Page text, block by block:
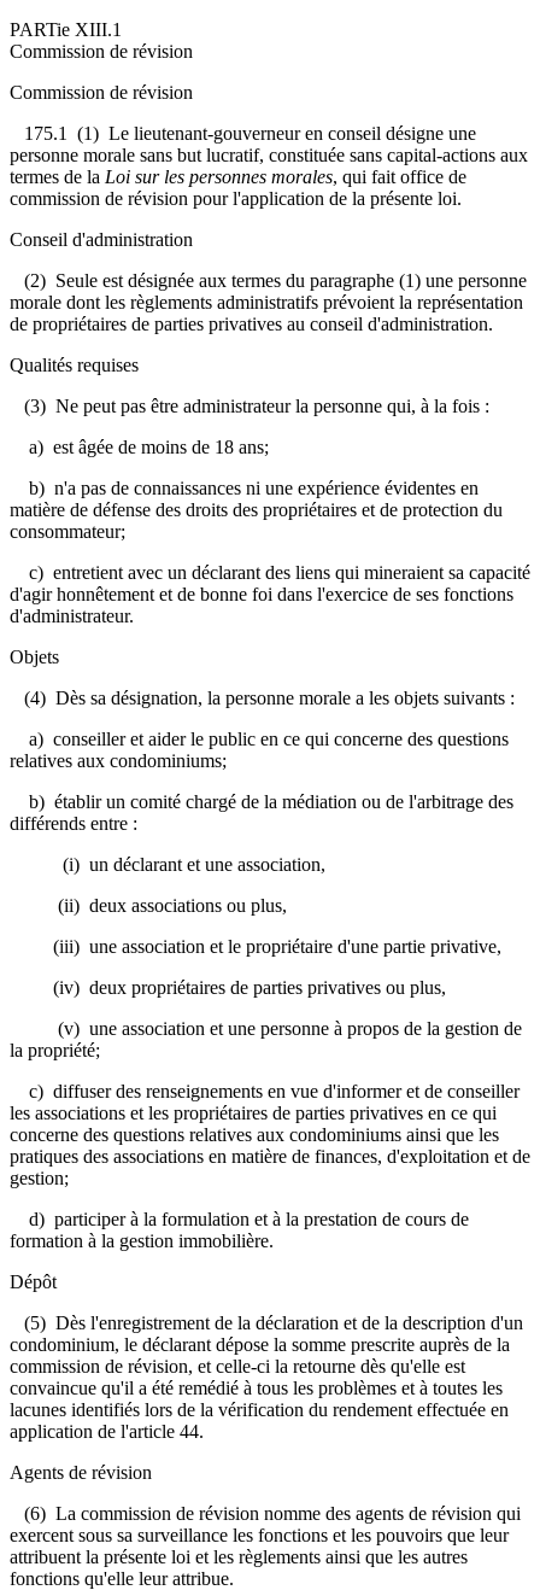
PARTie XIII.1
Commission de révision
Commission de révision
175.1 (1) Le lieutenant-gouverneur en conseil désigne une
personne morale sans but lucratif, constituée sans capital-actions aux
termes de la Loi sur les personnes morales, qui fait office de
commission de révision pour l'application de la présente loi.
Conseil d'administration
(2) Seule est désignée aux termes du paragraphe (1) une personne
morale dont les règlements administratifs prévoient la représentation
de propriétaires de parties privatives au conseil d'administration.
Qualités requises
(3) Ne peut pas être administrateur la personne qui, à la fois :
a) est âgée de moins de 18 ans;
b) n'a pas de connaissances ni une expérience évidentes en
matière de défense des droits des propriétaires et de protection du
consommateur;
c) entretient avec un déclarant des liens qui mineraient sa capacité
d'agir honnêtement et de bonne foi dans l'exercice de ses fonctions
d'administrateur.
Objets
(4) Dès sa désignation, la personne morale a les objets suivants :
a) conseiller et aider le public en ce qui concerne des questions
relatives aux condominiums;
b) établir un comité chargé de la médiation ou de l'arbitrage des
différends entre :
(i) un déclarant et une association,
(ii) deux associations ou plus,
(iii) une association et le propriétaire d'une partie privative,
(iv) deux propriétaires de parties privatives ou plus,
(v) une association et une personne à propos de la gestion de
la propriété;
c) diffuser des renseignements en vue d'informer et de conseiller
les associations et les propriétaires de parties privatives en ce qui
concerne des questions relatives aux condominiums ainsi que les
pratiques des associations en matière de finances, d'exploitation et de
gestion;
d) participer à la formulation et à la prestation de cours de
formation à la gestion immobilière.
Dépôt
(5) Dès l'enregistrement de la déclaration et de la description d'un
condominium, le déclarant dépose la somme prescrite auprès de la
commission de révision, et celle-ci la retourne dès qu'elle est
convaincue qu'il a été remédié à tous les problèmes et à toutes les
lacunes identifiés lors de la vérification du rendement effectuée en
application de l'article 44.
Agents de révision
(6) La commission de révision nomme des agents de révision qui
exercent sous sa surveillance les fonctions et les pouvoirs que leur
attribuent la présente loi et les règlements ainsi que les autres
fonctions qu'elle leur attribue.